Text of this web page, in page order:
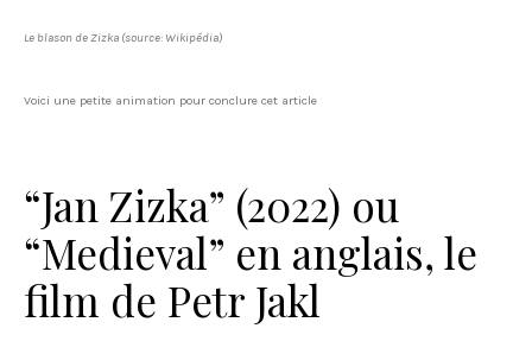
Le blason de Zizka (source: Wikipédia)
Voici une petite animation pour conclure cet article
“Jan Zizka” (2022) ou
“Medieval” en anglais, le
film de Petr Jakl